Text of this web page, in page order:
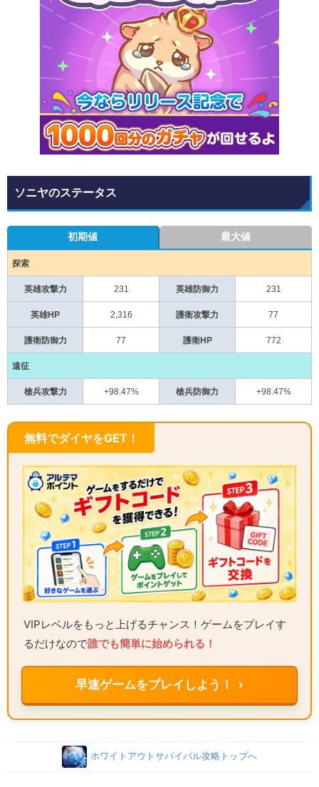
ソニヤのステータス
初期値 最大値
探索
英雄攻撃力 231 英雄防御力 231
英雄HP 2,316 護衛攻撃力 77
護衛防御力 77 護衛HP 772
遠征
槍兵攻撃力 +98.47% 槍兵防御力 +98.47%
無料でダイヤをGET！
VIPレベルをもっと上げるチャンス！ゲームをプレイす
るだけなので誰でも簡単に始められる！
早速ゲームをプレイしよう！ ›
ホワイトアウトサバイバル攻略トップへ